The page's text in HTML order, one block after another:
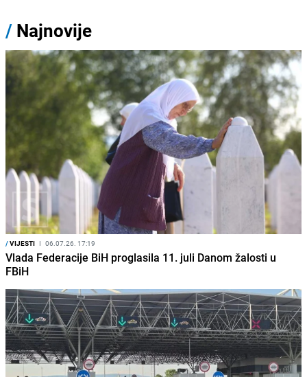
/ Najnovije
/VIJESTI I 06.07.26. 17:19
Vlada Federacije BiH proglasila 11. juli Danom žalosti u
FBiH